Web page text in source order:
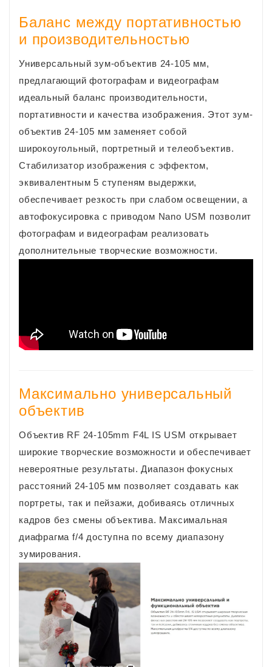
Баланс между портативностью
и производительностью
Универсальный зум-объектив 24-105 мм,
предлагающий фотографам и видеографам
идеальный баланс производительности,
портативности и качества изображения. Этот зум-
объектив 24-105 мм заменяет собой
широкоугольный, портретный и телеобъектив.
Стабилизатор изображения с эффектом,
эквивалентным 5 ступеням выдержки,
обеспечивает резкость при слабом освещении, а
автофокусировка с приводом Nano USM позволит
фотографам и видеографам реализовать
дополнительные творческие возможности.
Максимально универсальный
объектив
Объектив RF 24-105mm F4L IS USM открывает
широкие творческие возможности и обеспечивает
невероятные результаты. Диапазон фокусных
расстояний 24-105 мм позволяет создавать как
портреты, так и пейзажи, добиваясь отличных
кадров без смены объектива. Максимальная
диафрагма f/4 доступна по всему диапазону
зумирования.